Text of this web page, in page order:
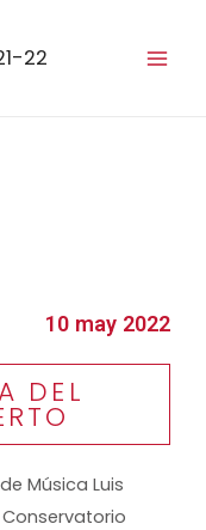
22
10 may 2022
DEL
Música Luis
Conservatorio